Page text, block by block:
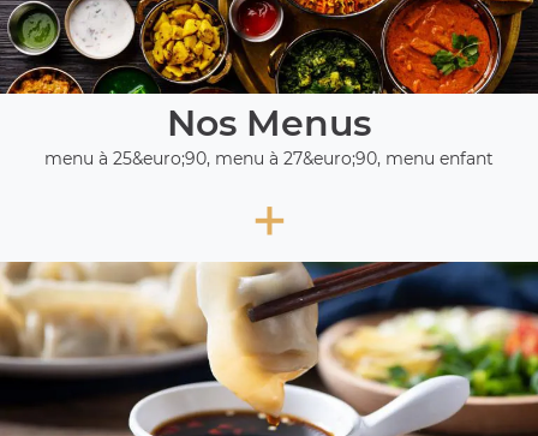
Nos Menus
menu à 25&euro;90, menu à 27&euro;90, menu enfant
+